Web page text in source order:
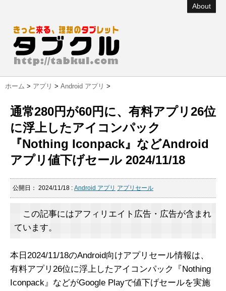
About
ホーム > アプリ > Android アプリ >
通常280円が60円に、有料アプリ26位
に浮上したアイコンパック
『Nothing Iconpack』などAndroid
アプリ値下げセール 2024/11/18
公開日： 2024/11/18 : Android アプリ アプリセール
この記事にはアフィリエイト広告・広告が含まれ
ています。
本日2024/11/18のAndroid向けアプリセール情報は、
有料アプリ26位に浮上したアイコンパック『Nothing
Iconpack』などがGoogle Playで値下げセールを実施